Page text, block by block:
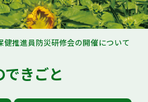
健推進員防災研修会の開催について
できごと